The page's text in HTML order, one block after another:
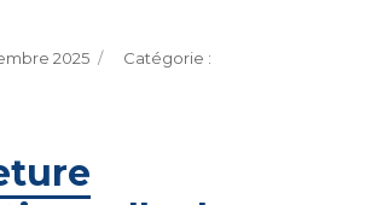
2025
Catégories